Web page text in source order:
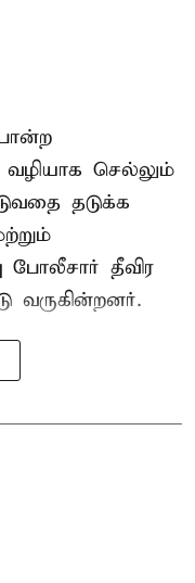
வழியாக செல்லும்
தடுக்க
போலீசார் தீவிர
வருகின்றனர்.